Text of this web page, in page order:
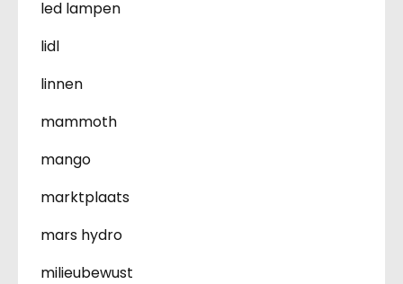
led lampen
lidl
linnen
mammoth
mango
marktplaats
mars hydro
milieubewust